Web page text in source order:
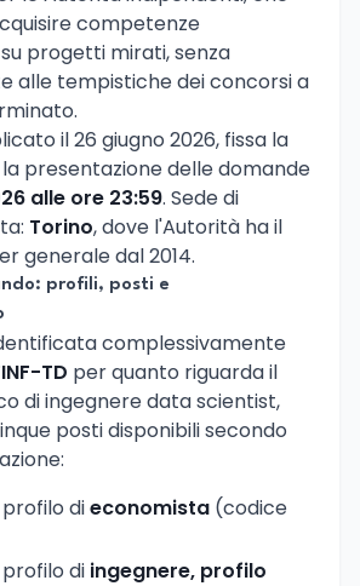
competenze
progetti mirati, senza
alle tempistiche dei concorsi a
il 26 giugno 2026, fissa la
presentazione delle domande
alle ore 23:59. Sede di
Torino, dove l'Autorità ha il
generale dal 2014.
profili, posti e
complessivamente
TD per quanto riguarda il
di ingegnere data scientist,
posti disponibili secondo
dieconomista (codice
di ingegnere, profilo